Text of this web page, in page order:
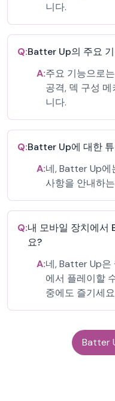
니다.
Q:Batter Up의 주요
A:주요 기능으로
공격, 덱 구성
니다.
Q:Batter Up에 대한
A:네, Batter Up에
사항을 안내하
Q:내 모바일 장치에서
요?
A:네, Batter Up은
에서 플레이할
중에도 즐기세
Batter